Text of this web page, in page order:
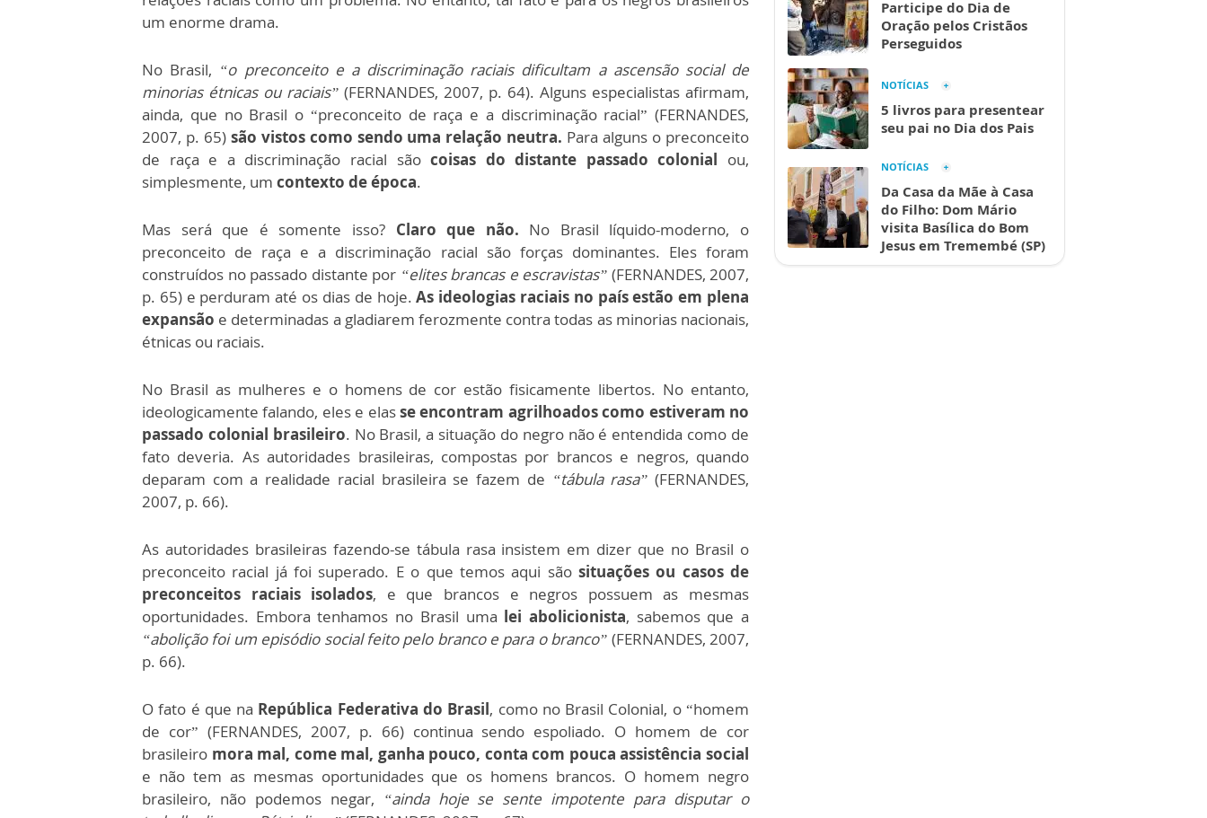
um enorme drama.
No Brasil, “o preconceito e a discriminação raciais dificultam a ascensão social de
minorias étnicas ou raciais” (FERNANDES, 2007, p. 64). Alguns especialistas afirmam,
ainda, que no Brasil o “preconceito de raça e a discriminação racial” (FERNANDES,
2007, p. 65) são vistos como sendo uma relação neutra. Para alguns o preconceito
de raça e a discriminação racial sãocoisas do distante passado colonial ou,
simplesmente, um contexto de época.
Mas será que é somente isso? Claro que não. No Brasil líquido-moderno, o
preconceito de raça e a discriminação racial são forças dominantes. Eles foram
construídos no passado distante por “elites brancas e escravistas” (FERNANDES, 2007,
p. 65) e perduram até os dias de hoje.As ideologias raciais no país estão em plena
expansão e determinadas a gladiarem ferozmente contra todas as minorias nacionais,
étnicas ou raciais.
No Brasil as mulheres e o homens de cor estão fisicamente libertos. No entanto,
ideologicamente falando, eles e elasse encontram agrilhoados como estiveram no
passado colonial brasileiro. No Brasil, a situação do negro não é entendida como de
fato deveria. As autoridades brasileiras, compostas por brancos e negros, quando
deparam com a realidade racial brasileira se fazem de “tábula rasa” (FERNANDES,
2007, p. 66).
As autoridades brasileiras fazendo-se tábula rasa insistem em dizer que no Brasil o
preconceito racial já foi superado. E o que temos aqui são situações ou casos de
preconceitos raciais isolados, e que brancos e negros possuem as mesmas
oportunidades. Embora tenhamos no Brasil uma lei abolicionista, sabemos que a
“abolição foi um episódio social feito pelo branco e para o branco” (FERNANDES, 2007,
p. 66).
O fato é que na República Federativa do Brasil, como no Brasil Colonial, o “homem
de cor” (FERNANDES, 2007, p. 66) continua sendo espoliado. O homem de cor
brasileiro mora mal, come mal, ganha pouco, conta com pouca assistência social
e não tem as mesmas oportunidades que os homens brancos. O homem negro
brasileiro, não podemos negar, “ainda hoje se sente impotente para disputar o
Participe do Dia de
Oração pelos Cristãos
Perseguidos
NOTÍCIAS
5 livros para presentear
seu pai no Dia dos Pais
NOTÍCIAS
Da Casa da Mãe à Casa
do Filho: Dom Mário
visita Basílica do Bom
Jesus em Tremembé (SP)